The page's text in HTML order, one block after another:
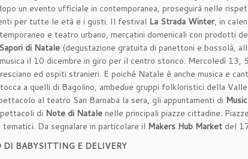
un evento ufficiale in contemporanea, proseguirà nelle
per tutte le età e i gusti. Il festival La Strada Winter, in
e teatro urbano, mercatini domenicali con prodotti
Sapori di Natale (degustazione gratuita di panettoni e bossolà,
il 10 dicembre in giro per il centro storico. Mercoledì 13,
ed ospiti stranieri. E poiché Natale è anche musica e
a quelli di Bagolino, ambedue gruppi folkloristici della Valle
al teatro San Barnaba la sera, gli appuntamenti di
di Note di Natale nelle principali piazze cittadine.
Da segnalare in particolare il Makers Hub Market del
BABYSITTING E DELIVERY